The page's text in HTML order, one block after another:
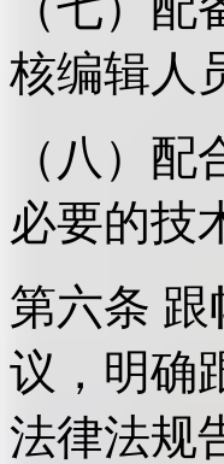
核编辑人
（八）
必要的技
第六条
议，明确
法律法规